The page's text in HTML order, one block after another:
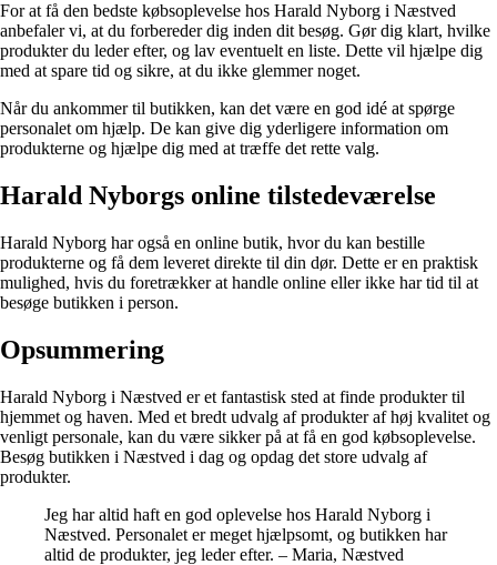
For at få den bedste købsoplevelse hos Harald Nyborg i Næstved
anbefaler vi, at du forbereder dig inden dit besøg. Gør dig klart, hvilke
produkter du leder efter, og lav eventuelt en liste. Dette vil hjælpe dig
med at spare tid og sikre, at du ikke glemmer noget.
Når du ankommer til butikken, kan det være en god idé at spørge
personalet om hjælp. De kan give dig yderligere information om
produkterne og hjælpe dig med at træffe det rette valg.
Harald Nyborgs online tilstedeværelse
Harald Nyborg har også en online butik, hvor du kan bestille
produkterne og få dem leveret direkte til din dør. Dette er en praktisk
mulighed, hvis du foretrækker at handle online eller ikke har tid til at
besøge butikken i person.
Opsummering
Harald Nyborg i Næstved er et fantastisk sted at finde produkter til
hjemmet og haven. Med et bredt udvalg af produkter af høj kvalitet og
venligt personale, kan du være sikker på at få en god købsoplevelse.
Besøg butikken i Næstved i dag og opdag det store udvalg af
produkter.
Jeg har altid haft en god oplevelse hos Harald Nyborg i
Næstved. Personalet er meget hjælpsomt, og butikken har
altid de produkter, jeg leder efter. – Maria, Næstved